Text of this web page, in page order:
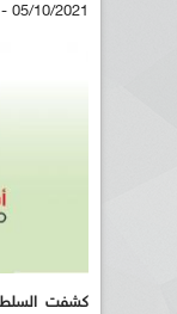
05/10/2021 - 11:34
كشفت السلطة